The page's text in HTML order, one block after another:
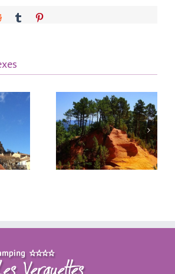
reddit tumblr
village de
Gordes, dans le
Lubéron